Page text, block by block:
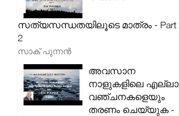
സത്യസന്ധതയിലൂടെ മാത്രം - Part
2
സാക് പുന്നൻ
അവസാന
നാളുകളിലെ എല്ലാ
വഞ്ചനകളെയും
തരണം ചെയ്യുക -